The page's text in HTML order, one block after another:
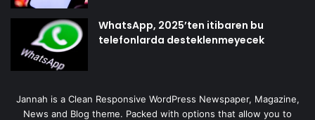
WhatsApp, 2025’ten itibaren bu
telefonlarda desteklenmeyecek
Jannah is a Clean Responsive WordPress Newspaper, Magazine,
News and Blog theme. Packed with options that allow you to